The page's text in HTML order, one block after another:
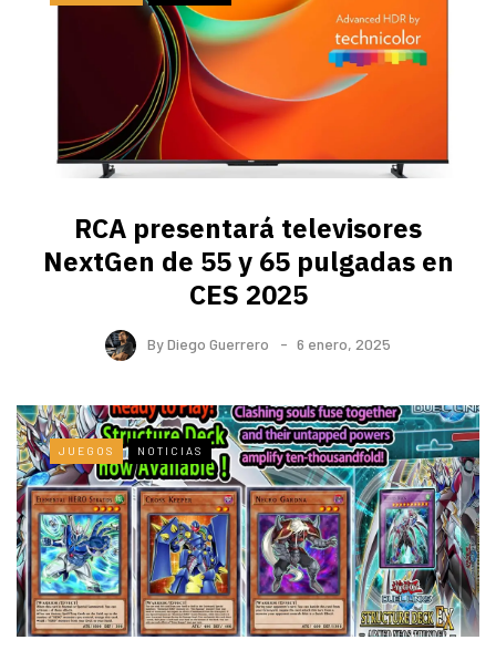
RCA presentará televisores
NextGen de 55 y 65 pulgadas en
CES 2025
ByDiego Guerrero 6 enero, 2025
JUEGOS NOTICIAS